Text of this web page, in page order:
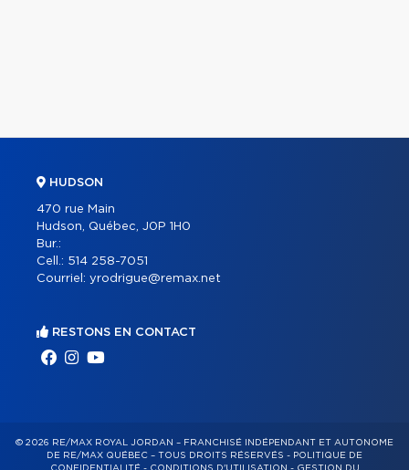
HUDSON
470 rue Main
Hudson, Québec, J0P 1H0
Bur.:
Cell.: 514 258-7051
Courriel: yrodrigue@remax.net
RESTONS EN CONTACT
© 2026 RE/MAX ROYAL JORDAN – FRANCHISÉ INDÉPENDANT ET AUTONOME
DE RE/MAX QUÉBEC – TOUS DROITS RÉSERVÉS - POLITIQUE DE
CONFIDENTIALITÉ- CONDITIONS D'UTILISATION - GESTION DU